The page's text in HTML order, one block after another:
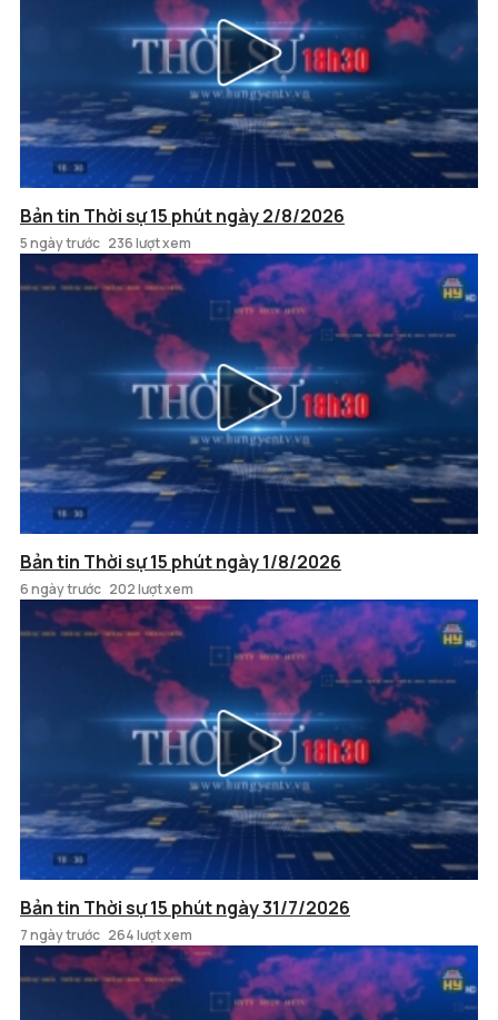
Bản tin Thời sự 15 phút ngày 2/8/2026
5 ngày trước 236 lượt xem
Bản tin Thời sự 15 phút ngày 1/8/2026
6 ngày trước 202 lượt xem
Bản tin Thời sự 15 phút ngày 31/7/2026
7 ngày trước 264 lượt xem